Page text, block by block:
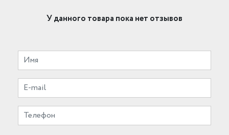
У данного товара пока нет отзывов